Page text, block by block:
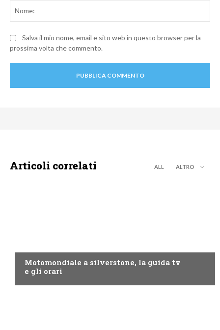
Salva il mio nome, email e sito web in questo browser per la
prossima volta che commento.
Articoli correlati ALL ALTRO
Motomondiale a silverstone, la guida tv
e gli orari